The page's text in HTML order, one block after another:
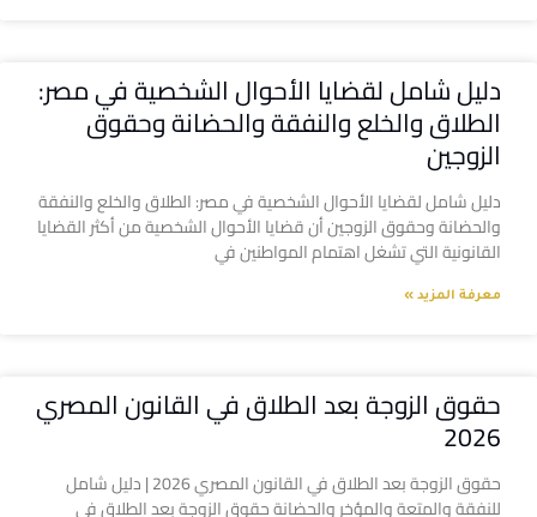
دليل شامل لقضايا الأحوال الشخصية في مصر:
الطلاق والخلع والنفقة والحضانة وحقوق
الزوجين
دليل شامل لقضايا الأحوال الشخصية في مصر: الطلاق والخلع والنفقة
والحضانة وحقوق الزوجين أن قضايا الأحوال الشخصية من أكثر القضايا
القانونية التي تشغل اهتمام المواطنين في
معرفة المزيد »
حقوق الزوجة بعد الطلاق في القانون المصري
2026
حقوق الزوجة بعد الطلاق في القانون المصري 2026 | دليل شامل
للنفقة والمتعة والمؤخر والحضانة حقوق الزوجة بعد الطلاق في